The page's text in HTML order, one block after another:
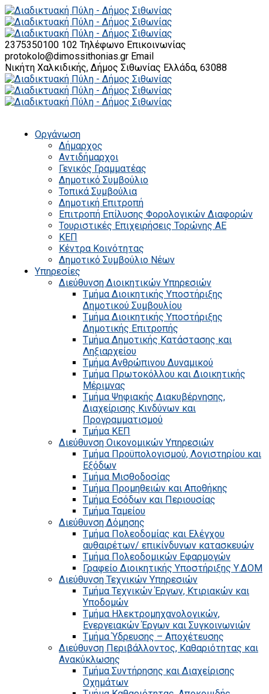
2375350100 102 Τηλέφωνο Επικοινωνίας
protokolo@dimossithonias.gr Email
Νικήτη Χαλκιδικής, Δήμος Σιθωνίας Ελλάδα, 63088
Οργάνωση
Δήμαρχος
Αντιδήμαρχοι
Γενικός Γραμματέας
Δημοτικό Συμβούλιο
Τοπικά Συμβούλια
Δημοτική Επιτροπή
Επιτροπή Επίλυσης Φορολογικών Διαφορών
Τουριστικές Επιχειρήσεις Τορώνης ΑΕ
ΚΕΠ
Κέντρα Κοινότητας
Δημοτικό Συμβούλιο Νέων
Υπηρεσίες
Διεύθυνση Διοικητικών Υπηρεσιών
Τμήμα Διοικητικής Υποστήριξης
Δημοτικού Συμβουλίου
Τμήμα Διοικητικής Υποστήριξης
Δημοτικής Επιτροπής
Τμήμα Δημοτικής Κατάστασης και
Ληξιαρχείου
Τμήμα Ανθρώπινου Δυναμικού
Τμήμα Πρωτοκόλλου και Διοικητικής
Μέριμνας
Τμήμα Ψηφιακής Διακυβέρνησης,
Διαχείρισης Κινδύνων και
Προγραμματισμού
Τμήμα ΚΕΠ
Διεύθυνση Οικονομικών Υπηρεσιών
Τμήμα Προϋπολογισμού, Λογιστηρίου και
Εξόδων
Τμήμα Μισθοδοσίας
Τμήμα Προμηθειών και Αποθήκης
Τμήμα Εσόδων και Περιουσίας
Τμήμα Ταμείου
Διεύθυνση Δόμησης
Τμήμα Πολεοδομίας και Ελέγχου
αυθαιρέτων/ επικίνδυνων κατασκευών
Τμήμα Πολεοδομικών Εφαρμογών
Γραφείο Διοικητικής Υποστήριξης Υ.ΔΟΜ
Διεύθυνση Τεχνικών Υπηρεσιών
Τμήμα Τεχνικών Έργων, Κτιριακών και
Υποδομών
Τμήμα Ηλεκτρομηχανολογικών,
Ενεργειακών Έργων και Συγκοινωνιών
Τμήμα Ύδρευσης – Αποχέτευσης
Διεύθυνση Περιβάλλοντος, Καθαριότητας και
Ανακύκλωσης
Τμήμα Συντήρησης και Διαχείρισης
Οχημάτων